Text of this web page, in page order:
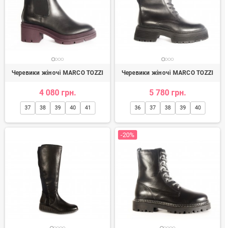
Черевики жіночі MARCO TOZZI
4 080 грн.
37 38 39 40 41
Черевики жіночі MARCO TOZZI
5 780 грн.
36 37 38 39 40
-20%